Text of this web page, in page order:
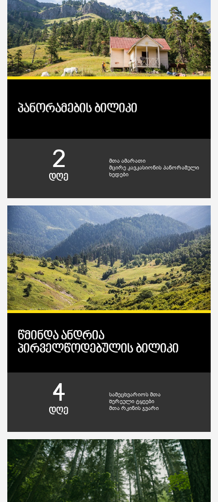
პანორამების ბილიკი
2
დღე
მთა ამარათი
მცირე კავკასიონის პანორამული
ხედები
წმინდა ანდრია
პირველწოდებულის ბილიკი
4
დღე
სამეცხვარიოს მთა
შერეული ტყეები
მთა რკინის ჯვარი